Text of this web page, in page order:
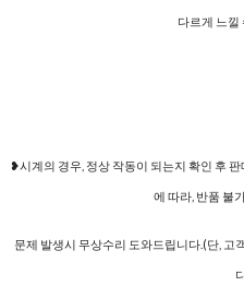
다르게 느낄
❥시계의 경우, 정상 작동이 되는지 확인 후
에 따라, 반품 불
문제 발생시 무상수리 도와드립니다.(단, 고